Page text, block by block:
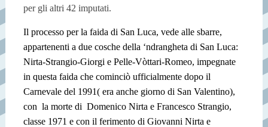
per gli altri 42 imputati.
Il processo per la faida di San Luca, vede alle sbarre,
appartenenti a due cosche della ‘ndrangheta di San Luca:
Nirta-Strangio-Giorgi e Pelle-Vòttari-Romeo, impegnate
in questa faida che cominciò ufficialmente dopo il
Carnevale del 1991( era anche giorno di San Valentino),
con la morte di Domenico Nirta e Francesco Strangio,
classe 1971 e con il ferimento di Giovanni Nirta e